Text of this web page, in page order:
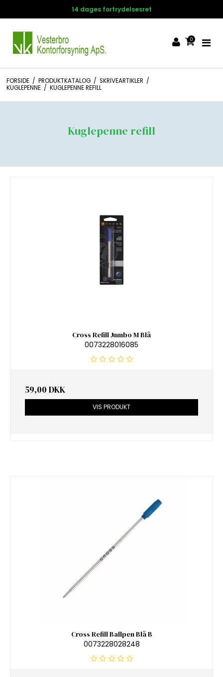
14 dages fortrydelsesret
0
FORSIDE / PRODUKTKATALOG / SKRIVEARTIKLER /
KUGLEPENNE / KUGLEPENNE REFILL
Kuglepenne refill
Cross Refill Jumbo M Blå
0073228016085
59,00 DKK
VIS PRODUKT
Cross Refill Ballpen Blå B
0073228028248